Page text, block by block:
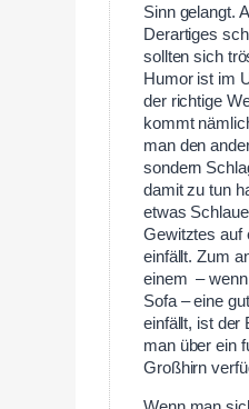
Sinn gelangt.
Derartiges
sollten sich
Humor ist im
der richtige
kommt
man den
sondern
damit zu tun
etwas
Gewitztes auf
einfällt. Zum
einem –
Sofa – eine
einfällt, ist der
man über ein
Großhirn